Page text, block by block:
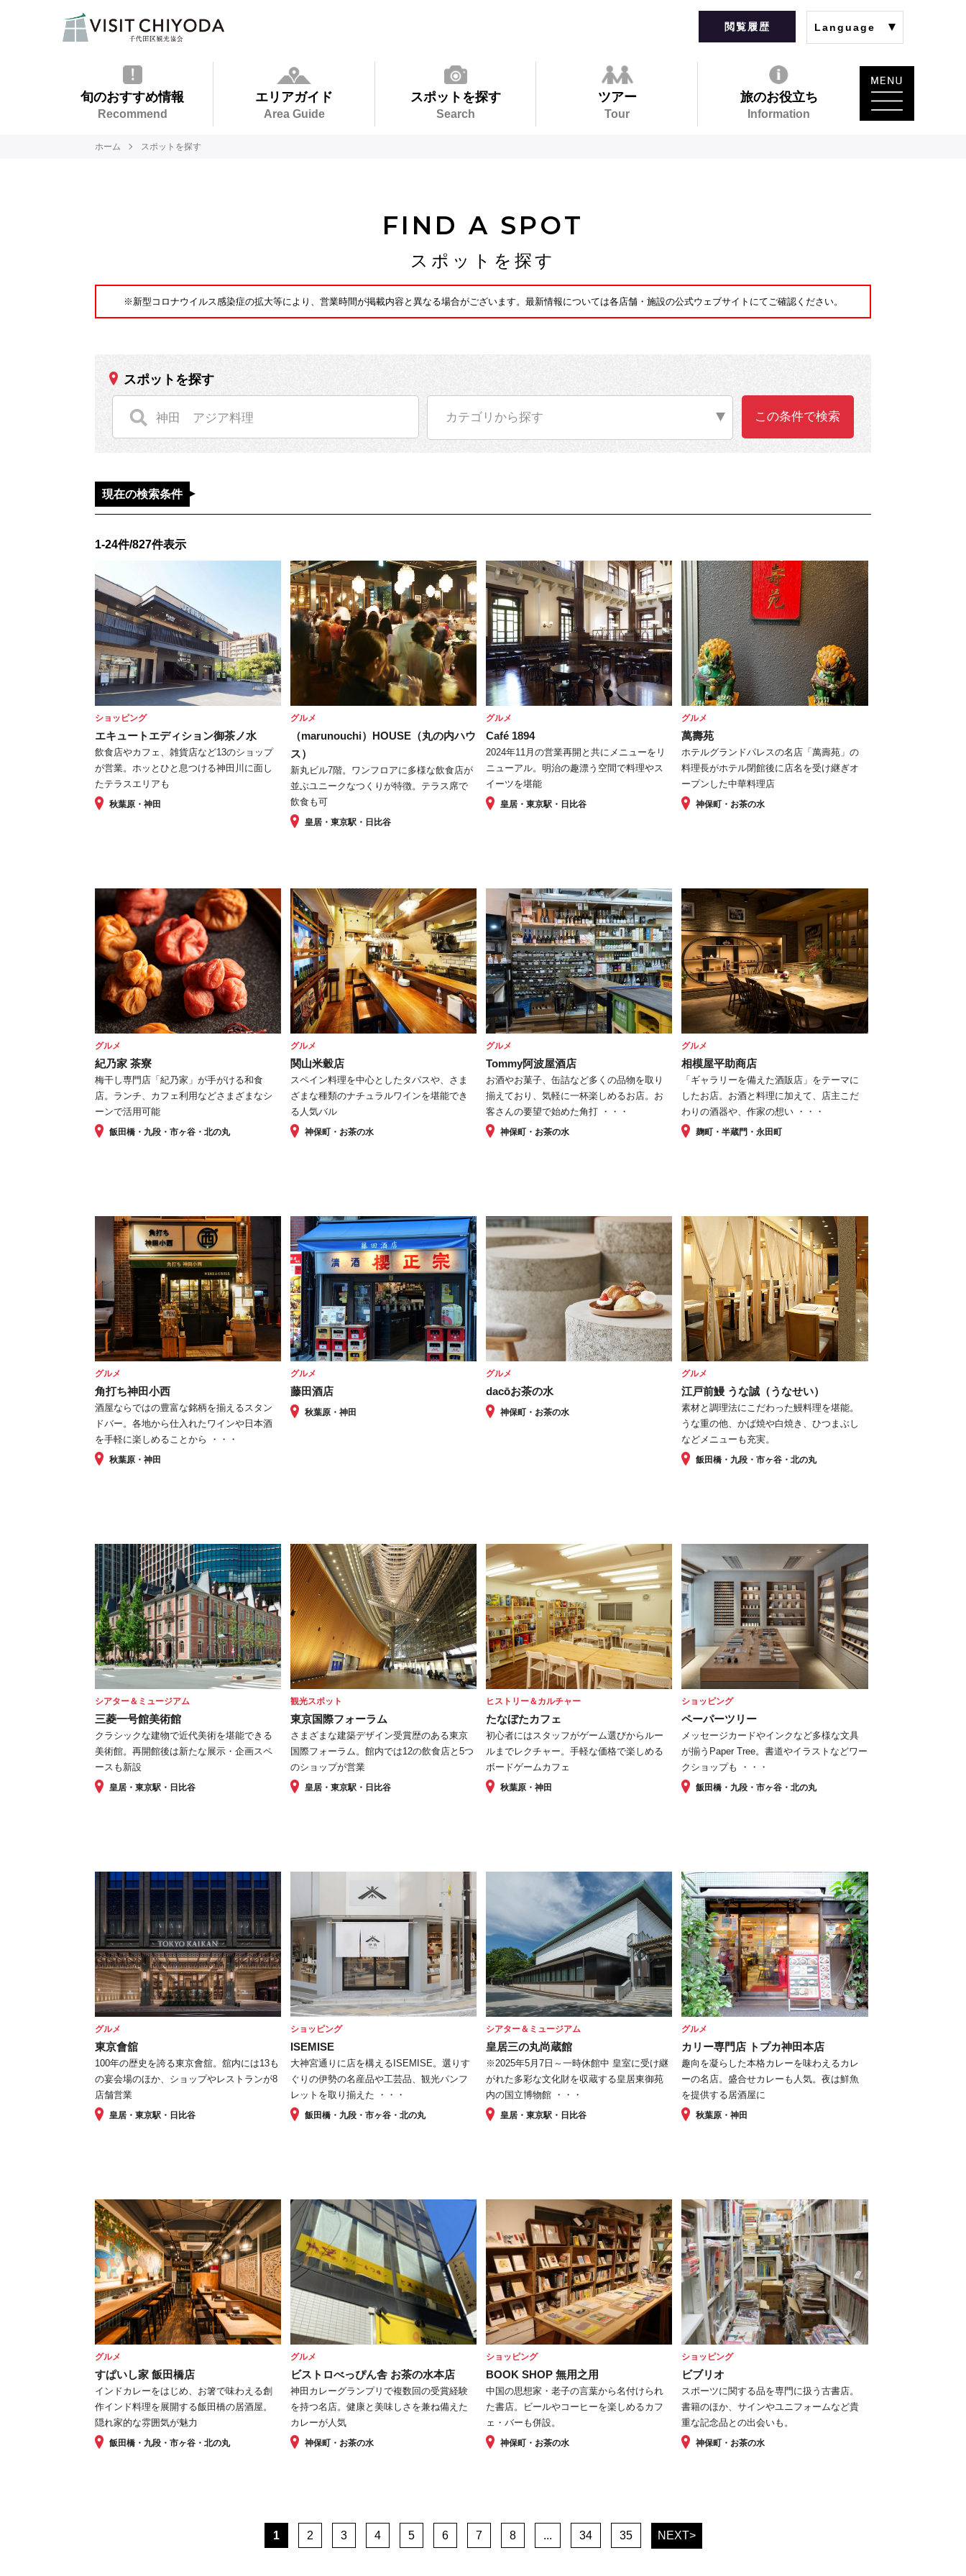
閲覧履歴 Language
旬のおすすめ情報
Recommend
エリアガイド
Area Guide
スポットを探す
Search
ツアー
Tour
旅のお役立ち
Information
ホーム スポットを探す
FIND A SPOT
スポットを探す
※新型コロナウイルス感染症の拡大等により、営業時間が掲載内容と異なる場合がございます。最新情報については各店舗・施設の公式ウェブサイトにてご確認ください。
スポットを探す
カテゴリから探す
現在の検索条件
1-24件/827件表示
ショッピング
エキュートエディション御茶ノ水
飲食店やカフェ、雑貨店など13のショップ
が営業。ホッとひと息つける神田川に面し
たテラスエリアも
秋葉原・神田
グルメ
（marunouchi）HOUSE（丸の内ハウ
ス）
新丸ビル7階。ワンフロアに多様な飲食店が
並ぶユニークなつくりが特徴。テラス席で
飲食も可
皇居・東京駅・日比谷
グルメ
Café 1894
2024年11月の営業再開と共にメニューをリ
ニューアル。明治の趣漂う空間で料理やス
イーツを堪能
皇居・東京駅・日比谷
グルメ
萬壽苑
ホテルグランドパレスの名店「萬壽苑」の
料理長がホテル閉館後に店名を受け継ぎオ
ープンした中華料理店
神保町・お茶の水
グルメ
紀乃家 茶寮
梅干し専門店「紀乃家」が手がける和食
店。ランチ、カフェ利用などさまざまなシ
ーンで活用可能
飯田橋・九段・市ヶ谷・北の丸
グルメ
関山米穀店
スペイン料理を中心としたタパスや、さま
ざまな種類のナチュラルワインを堪能でき
る人気バル
神保町・お茶の水
グルメ
Tommy阿波屋酒店
お酒やお菓子、缶詰など多くの品物を取り
揃えており、気軽に一杯楽しめるお店。お
客さんの要望で始めた角打 ・・・
神保町・お茶の水
グルメ
相模屋平助商店
「ギャラリーを備えた酒販店」をテーマに
したお店。お酒と料理に加えて、店主こだ
わりの酒器や、作家の想い ・・・
麹町・半蔵門・永田町
グルメ
角打ち神田小西
酒屋ならではの豊富な銘柄を揃えるスタン
ドバー。各地から仕入れたワインや日本酒
を手軽に楽しめることから ・・・
秋葉原・神田
グルメ
藤田酒店
秋葉原・神田
グルメ
dacōお茶の水
神保町・お茶の水
グルメ
江戸前鰻 うな誠（うなせい）
素材と調理法にこだわった鰻料理を堪能。
うな重の他、かば焼や白焼き、ひつまぶし
などメニューも充実。
飯田橋・九段・市ヶ谷・北の丸
シアター＆ミュージアム
三菱一号館美術館
クラシックな建物で近代美術を堪能できる
美術館。再開館後は新たな展示・企画スペ
ースも新設
皇居・東京駅・日比谷
観光スポット
東京国際フォーラム
さまざまな建築デザイン受賞歴のある東京
国際フォーラム。館内では12の飲食店と5つ
のショップが営業
皇居・東京駅・日比谷
ヒストリー＆カルチャー
たなぼたカフェ
初心者にはスタッフがゲーム選びからルー
ルまでレクチャー。手軽な価格で楽しめる
ボードゲームカフェ
秋葉原・神田
ショッピング
ペーパーツリー
メッセージカードやインクなど多様な文具
が揃うPaper Tree。書道やイラストなどワー
クショップも ・・・
飯田橋・九段・市ヶ谷・北の丸
グルメ
東京會舘
100年の歴史を誇る東京會舘。舘内には13も
の宴会場のほか、ショップやレストランが8
店舗営業
皇居・東京駅・日比谷
ショッピング
ISEMISE
大神宮通りに店を構えるISEMISE。選りす
ぐりの伊勢の名産品や工芸品、観光パンフ
レットを取り揃えた ・・・
飯田橋・九段・市ヶ谷・北の丸
シアター＆ミュージアム
皇居三の丸尚蔵館
※2025年5月7日～一時休館中 皇室に受け継
がれた多彩な文化財を収蔵する皇居東御苑
内の国立博物館 ・・・
皇居・東京駅・日比谷
グルメ
カリー専門店 トプカ神田本店
趣向を凝らした本格カレーを味わえるカレ
ーの名店。盛合せカレーも人気。夜は鮮魚
を提供する居酒屋に
秋葉原・神田
グルメ
すぱいし家 飯田橋店
インドカレーをはじめ、お箸で味わえる創
作インド料理を展開する飯田橋の居酒屋。
隠れ家的な雰囲気が魅力
飯田橋・九段・市ヶ谷・北の丸
グルメ
ビストロべっぴん舎 お茶の水本店
神田カレーグランプリで複数回の受賞経験
を持つ名店。健康と美味しさを兼ね備えた
カレーが人気
神保町・お茶の水
ショッピング
BOOK SHOP 無用之用
中国の思想家・老子の言葉から名付けられ
た書店。ビールやコーヒーを楽しめるカフ
ェ・バーも併設。
神保町・お茶の水
ショッピング
ビブリオ
スポーツに関する品を専門に扱う古書店。
書籍のほか、サインやユニフォームなど貴
重な記念品との出会いも。
神保町・お茶の水
1 2 3 4 5 6 7 8 ... 34 35 NEXT>